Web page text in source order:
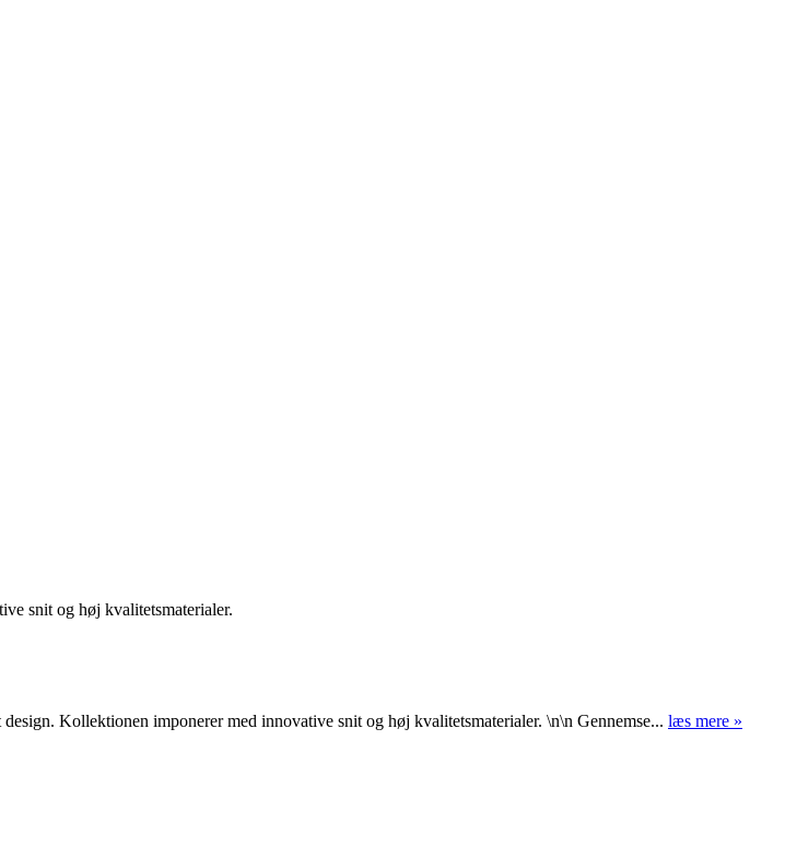
snit og høj kvalitetsmaterialer.
Kollektionen imponerer med innovative snit og høj kvalitetsmaterialer. \n\n Gennemse... læs mere »